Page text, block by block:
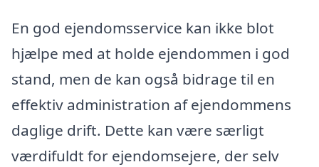
En god ejendomsservice kan ikke blot
hjælpe med at holde ejendommen i god
stand, men de kan også bidrage til en
effektiv administration af ejendommens
daglige drift. Dette kan være særligt
værdifuldt for ejendomsejere, der selv